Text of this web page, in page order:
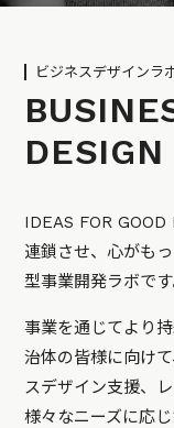
ビジネスデザインラ
DESIGN
IDEAS FOR
連鎖させ、心がも
型事業開発ラボです
事業を通じてより
治体の皆様に向け
スデザイン支援、
様々なニーズに応